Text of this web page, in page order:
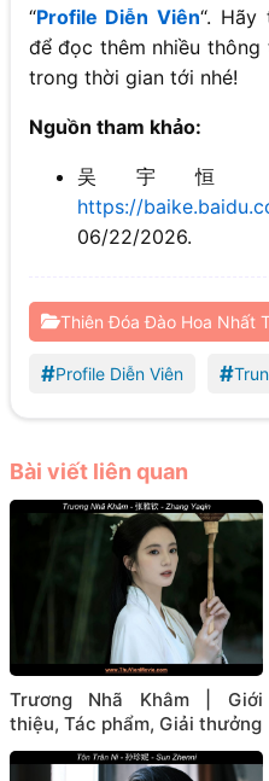
“Profile Diễn Viên“. Hãy
để đọc thêm nhiều
trong thời gian tới nhé!
Nguồn tham khảo:
吴宇恒 –
https://
06/22/2026.
Thiên Đóa Đào Hoa Nhất
#Profile Diễn Viên #
Bài viết liên quan
Trương Nhã Khâm | Giới
thiệu, Tác phẩm, Giải thưởng